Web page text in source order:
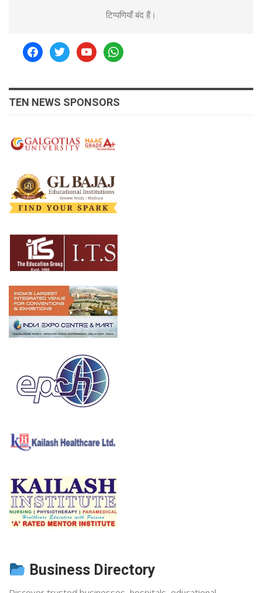
टिप्पणियाँ बंद हैं।
facebooktwitteryoutubewhatsapp
TEN NEWS SPONSORS
Business Directory